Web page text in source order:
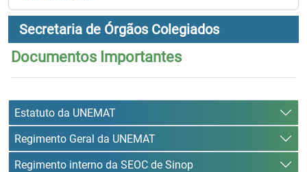
Secretaria de Órgãos Colegiados
Documentos Importantes
Estatuto da UNEMAT
Regimento Geral da UNEMAT
Regimento interno da SEOC de Sinop